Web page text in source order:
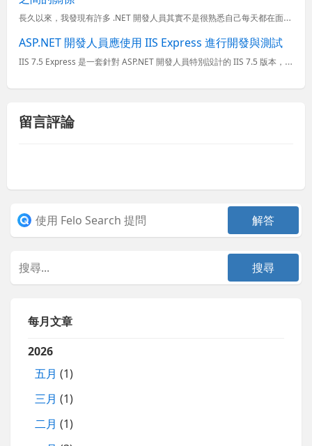
長久以來，我發現有許多 .NET 開發人員其實不是很熟悉自己每天都在面對的 .NET Framework, C#, Visual Studio 與 ASP.NET 版本之間的關係，以至於經常在找資料時...
ASP.NET 開發人員應使用 IIS Express 進行開發與測試
IIS 7.5 Express 是一套針對 ASP.NET 開發人員特別設計的 IIS 7.5 版本，我發現有許多人並不知道他的存在，甚至於不知道何時要使用他，就覺得這只是另一個提供 ASP.NET ...
留言評論
每月文章
2026
五月 (1)
三月 (1)
二月 (1)